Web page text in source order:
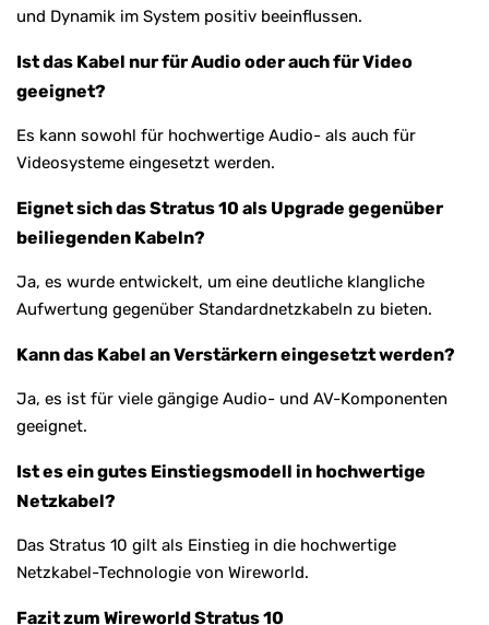
und Dynamik im System positiv beeinflussen.
Ist das Kabel nur für Audio oder auch für Video
geeignet?
Es kann sowohl für hochwertige Audio- als auch für
Videosysteme eingesetzt werden.
Eignet sich das Stratus 10 als Upgrade gegenüber
beiliegenden Kabeln?
Ja, es wurde entwickelt, um eine deutliche klangliche
Aufwertung gegenüber Standardnetzkabeln zu bieten.
Kann das Kabel an Verstärkern eingesetzt werden?
Ja, es ist für viele gängige Audio- und AV-Komponenten
geeignet.
Ist es ein gutes Einstiegsmodell in hochwertige
Netzkabel?
Das Stratus 10 gilt als Einstieg in die hochwertige
Netzkabel-Technologie von Wireworld.
Fazit zum Wireworld Stratus 10